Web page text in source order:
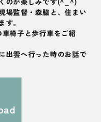
場監督・森脇と、住まい
。
椅子と歩行車をご紹
出雲へ行った時のお話で